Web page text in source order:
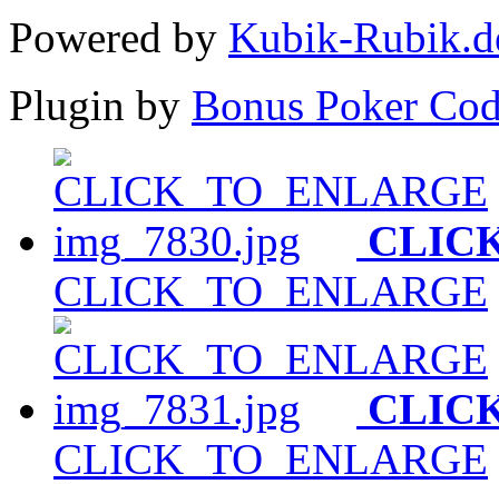
Powered by Kubik-
Plugin by Bonus Poker
CLICK_TO_ENLARGE
CLICK_TO_ENLARGE